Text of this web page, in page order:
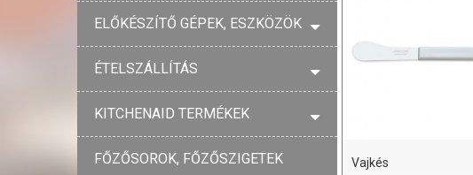
ELŐKÉSZÍTŐ GÉPEK, ESZKÖZÖK
ÉTELSZÁLLÍTÁS
KITCHENAID TERMÉKEK
FŐZŐSOROK, FŐZŐSZIGETEK Vajkés